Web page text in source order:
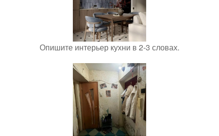
Опишите интерьер кухни в 2-3 словах.